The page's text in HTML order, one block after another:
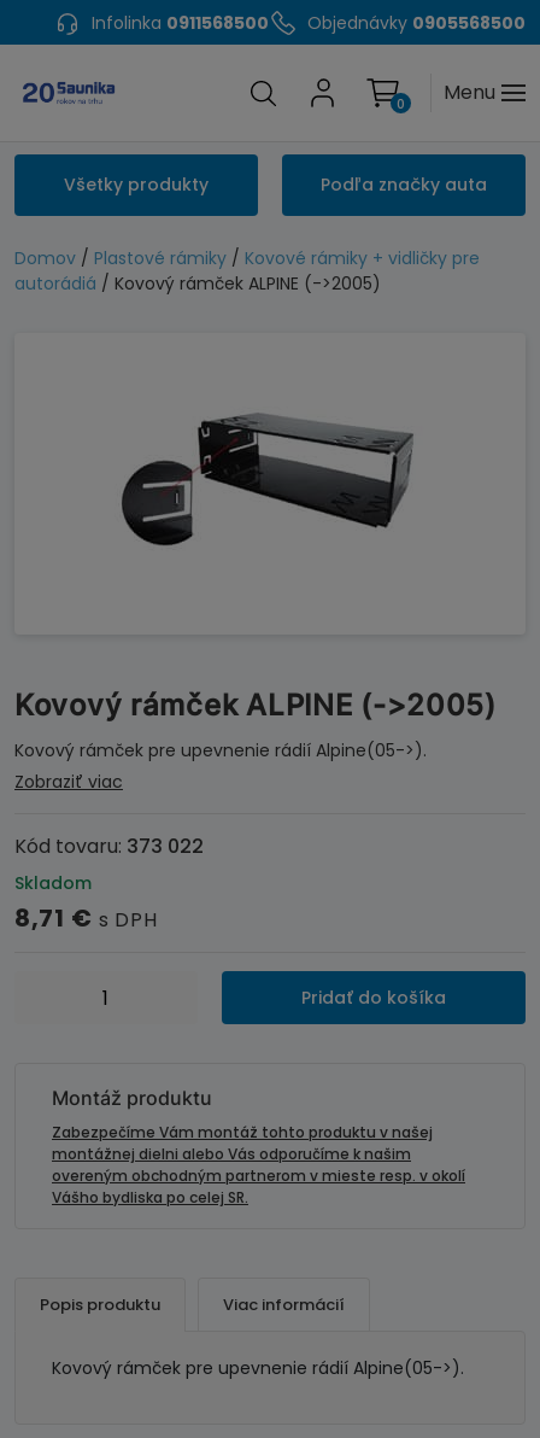
Infolinka 0911568500 Objednávky 0905568500
Menu
0
Všetky produkty Podľa značky auta
Domov / Plastové rámiky / Kovové rámiky + vidličky pre
autorádiá / Kovový rámček ALPINE (->2005)
Kovový rámček ALPINE (->2005)
Kovový rámček pre upevnenie rádií Alpine(05->).
Zobraziť viac
Kód tovaru: 373 022
Skladom
8,71 € s DPH
množstvo
>2005)
Pridať do košíka
Montáž produktu
Zabezpečíme Vám montáž tohto produktu v našej
montážnej dielni alebo Vás odporučíme k našim
overeným obchodným partnerom v mieste resp. v okolí
Vášho bydliska po celej SR.
Popis produktu Viac informácií
Kovový rámček pre upevnenie rádií Alpine(05->).